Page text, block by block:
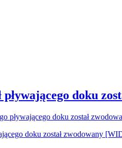
pływającego doku
pływającego doku został